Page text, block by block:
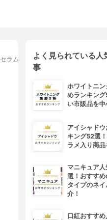
ラム
よく見られている人
事
ホワイトニ
めランキン
い市販品を中
アイシャド
キング52選
ラメ入り商品
マニキュア
選！おすす
タイプのネ
介！
口紅おすす